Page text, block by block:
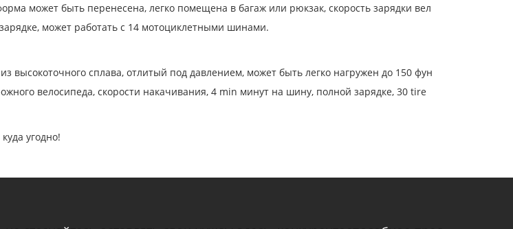
может быть перенесена, легко помещена в багаж или рюкзак, скорость зарядки вел
может работать с 14 мотоциклетными шинами.
высокоточного сплава, отлитый под давлением, может быть легко нагружен до 150 фун
велосипеда, скорости накачивания, 4 min минут на шину, полной зарядке, 30 tire
угодно!